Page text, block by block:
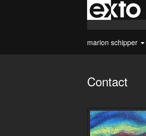
marion schipper
Contact